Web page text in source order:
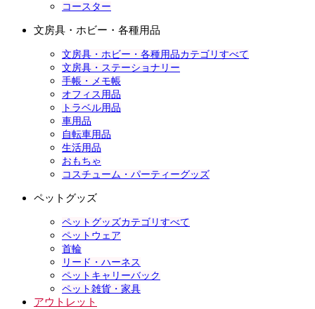
コースター
文房具・ホビー・各種用品
文房具・ホビー・各種用品カテゴリすべて
文房具・ステーショナリー
手帳・メモ帳
オフィス用品
トラベル用品
車用品
自転車用品
生活用品
おもちゃ
コスチューム・パーティーグッズ
ペットグッズ
ペットグッズカテゴリすべて
ペットウェア
首輪
リード・ハーネス
ペットキャリーバック
ペット雑貨・家具
アウトレット